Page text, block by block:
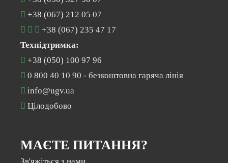
+38 (067) 212 05 07
+38 (067) 235 47 17
Техпідтримка:
+38 (050) 100 97 96
0 800 40 10 90 - безкоштовна гаряча лінія
info@ugv.ua
Цілодобово
МАЄТЕ ПИТАННЯ?